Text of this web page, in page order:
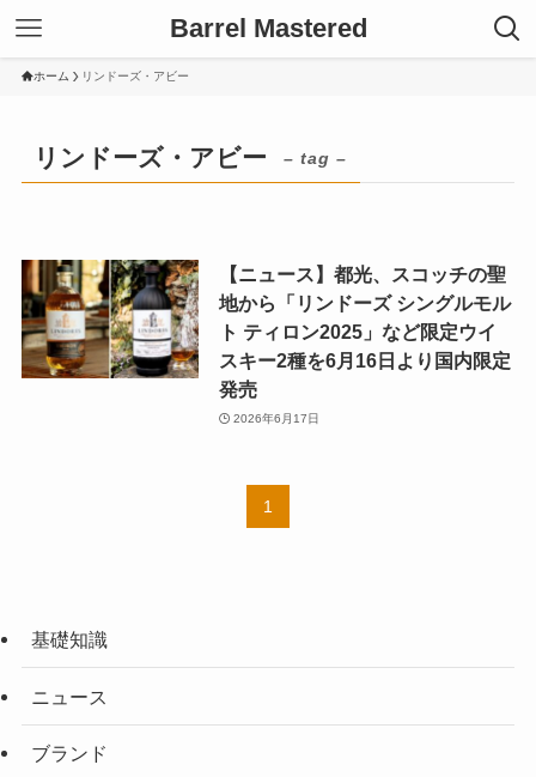
Barrel Mastered
ホーム リンドーズ・アビー
リンドーズ・アビー – tag –
【ニュース】都光、スコッチの聖
地から「リンドーズ シングルモル
ト ティロン2025」など限定ウイ
スキー2種を6月16日より国内限定
発売
2026年6月17日
1
基礎知識
ニュース
ブランド